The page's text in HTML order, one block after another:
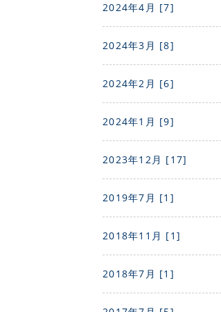
2024年4月 [7]
2024年3月 [8]
2024年2月 [6]
2024年1月 [9]
2023年12月 [17]
2019年7月 [1]
2018年11月 [1]
2018年7月 [1]